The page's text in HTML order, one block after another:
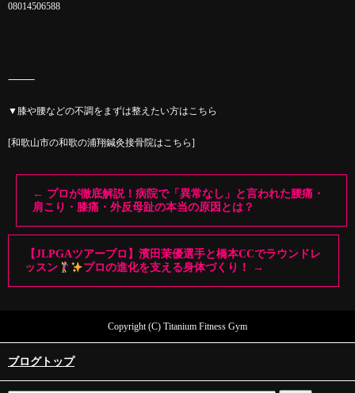
08014506588
⸻
▼膝や腰などの不調をまずは整えたい方はこちら
[和歌山市の和歌の浦翔鍼灸接骨院はこちら]
← プロが徹底解説！病院で「異常なし」と言われた腰痛・
肩こり・膝痛・外反母趾の本当の原因とは？
【JLPGAツアープロ】濱田茉優選手と橋本CCでラウンドレ
ッスン
プロの進化を支える身体づくり！ →
Copyright (C) Titanium Fitness Gym
ブログトップ